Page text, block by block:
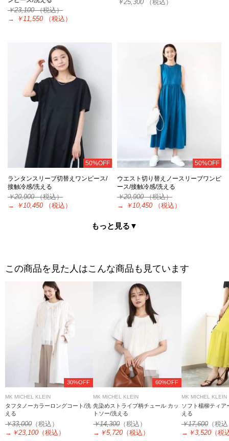
￥23,100（税込）
→
￥11,550 （税込）
￥25,300 （税込）
50%OFF
ランタンスリーブ切替えワンピース/
接触冷感/洗える
￥20,900（税込）
→
￥10,450 （税込）
50%OFF
ウエスト切り替えノースリーブワンピ
ース/接触冷感/洗える
￥20,900（税込）
→
￥10,450 （税込）
もっと見る▼
この商品を見た人はこんな商品も見ています
30%OFF
MK MICHEL KLEIN
タフタノーカラーロングコート/洗
える
￥33,000 （税込）
→ ￥23,100 （税込）
60%OFF
MK MICHEL KLEIN
先染めストライプ柄チュール カッ
トソー/洗える
￥14,300（税込）
→ ￥5,720 （税込）
MK MICHEL KLEIN
ソフト楊柳ティア
える
￥17,600（税
→ ￥3,520（税